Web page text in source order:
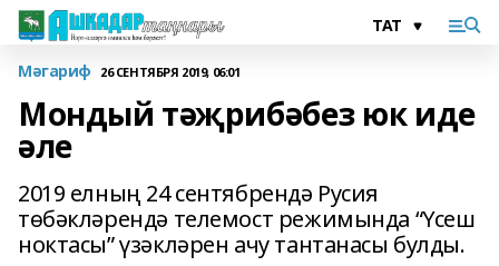
Мәгариф 26 СЕНТЯБРЯ 2019, 06:01
Мондый тәҗрибәбез юк иде
әле
2019 елның 24 сентябрендә Русия
төбәкләрендә телемост режимында “Үсеш
ноктасы” үзәкләрен ачу тантанасы булды.